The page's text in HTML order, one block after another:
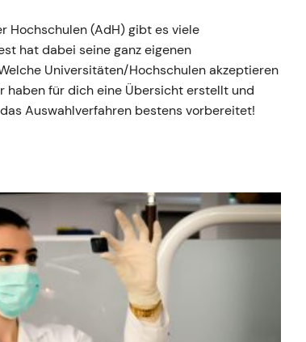
Hochschulen (AdH) gibt es viele
hat dabei seine ganz eigenen
Universitäten/Hochschulen akzeptieren
haben für dich eine Übersicht erstellt und
Auswahlverfahren bestens vorbereitet!